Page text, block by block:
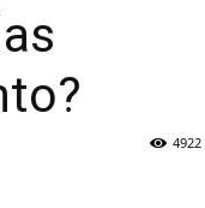
4922